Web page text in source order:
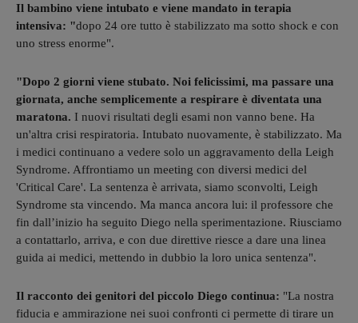
Il bambino viene intubato e viene mandato in terapia
intensiva: "dopo 24 ore tutto è stabilizzato ma sotto shock e con
uno stress enorme".
"Dopo 2 giorni viene stubato. Noi felicissimi, ma passare una
giornata, anche semplicemente a respirare è diventata una
maratona. I nuovi risultati degli esami non vanno bene. Ha
un'altra crisi respiratoria. Intubato nuovamente, è stabilizzato. Ma
i medici continuano a vedere solo un aggravamento della Leigh
Syndrome. Affrontiamo un meeting con diversi medici del
'Critical Care'. La sentenza è arrivata, siamo sconvolti, Leigh
Syndrome sta vincendo. Ma manca ancora lui: il professore che
fin dall’inizio ha seguito Diego nella sperimentazione. Riusciamo
a contattarlo, arriva, e con due direttive riesce a dare una linea
guida ai medici, mettendo in dubbio la loro unica sentenza".
Il racconto dei genitori del piccolo Diego continua: "La nostra
fiducia e ammirazione nei suoi confronti ci permette di tirare un